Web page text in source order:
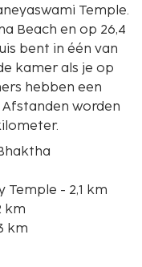
Temple.
Beach en op 26,4
bent in één van
kamer als je op
hebben een
worden
Temple - 2,1 km
km
km